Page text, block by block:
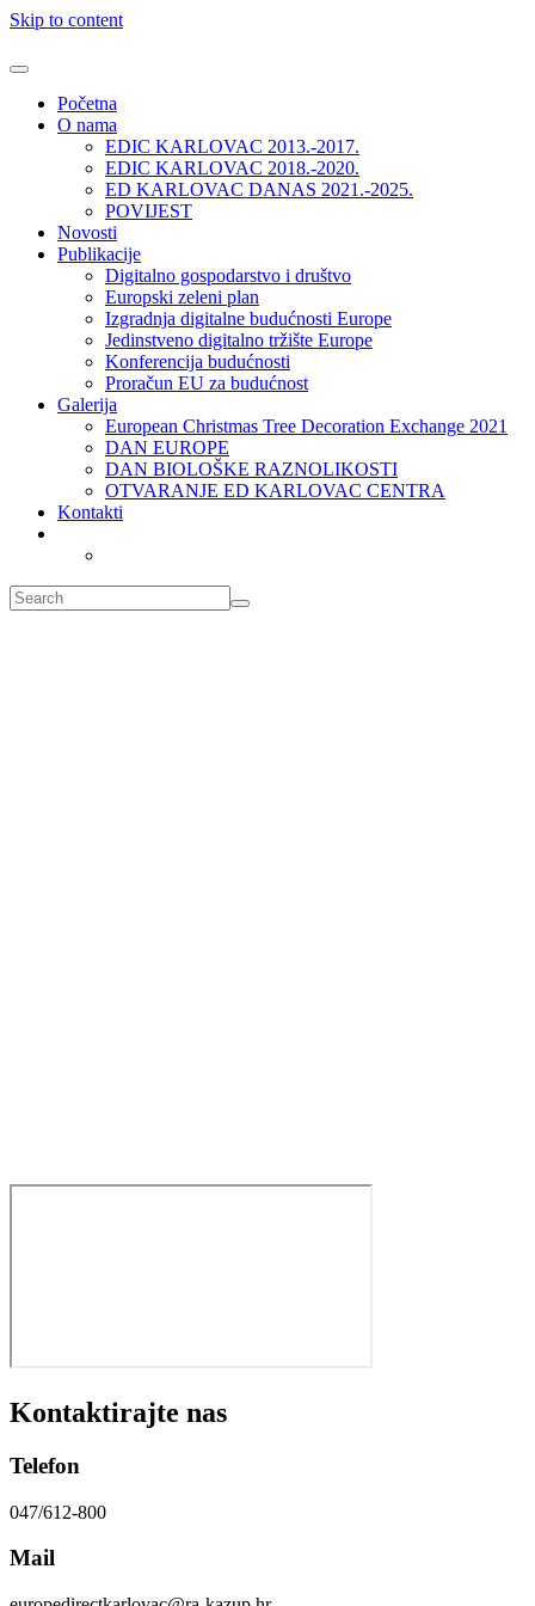
Skip to content
Početna
O nama
EDIC KARLOVAC 2013.-2017.
EDIC KARLOVAC 2018.-2020.
ED KARLOVAC DANAS 2021.-2025.
POVIJEST
Novosti
Publikacije
Digitalno gospodarstvo i društvo
Europski zeleni plan
Izgradnja digitalne budućnosti Europe
Jedinstveno digitalno tržište Europe
Konferencija budućnosti
Proračun EU za budućnost
Galerija
European Christmas Tree Decoration Exchange 2021
DAN EUROPE
DAN BIOLOŠKE RAZNOLIKOSTI
OTVARANJE ED KARLOVAC CENTRA
Kontakti
Kontaktirajte nas
Telefon
047/612-800
Mail